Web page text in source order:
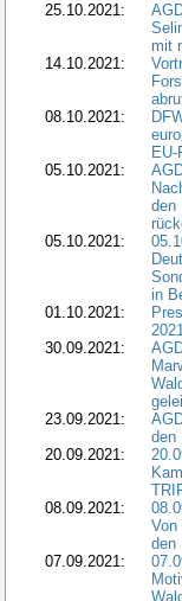
25.10.2021:
mit
14.10.2021:
08.10.2021:
05.10.2021:
den
05.10.2021:
in
01.10.2021:
30.09.2021:
23.09.2021:
den
20.09.2021:
08.09.2021:
den
07.09.2021: